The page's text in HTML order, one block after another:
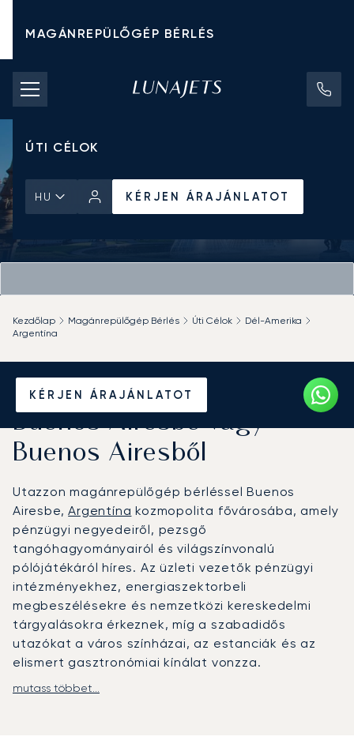
MAGÁNREPÜLŐGÉP BÉRLÉS
CHARTER ÁRAK
MAGÁNREPÜLŐGÉPEK
ÚTI CÉLOK
HU KÉRJEN ÁRAJÁNLATOT
KÉRJEN ÁRAJÁNLATOT
Kezdőlap Magánrepülőgép Bérlés Úti Célok
Dél-Amerika
Argentína
Béreljen magánrepülőt
Buenos Airesbe vagy
Buenos Airesből
Utazzon magánrepülőgép bérléssel Buenos
Airesbe,Argentína kozmopolita fővárosába, amely
pénzügyi negyedeiről, pezsgő
tangóhagyományairól és világszínvonalú
pólójátékáról híres. Az üzleti vezetők pénzügyi
intézményekhez, energiaszektorbeli
megbeszélésekre és nemzetközi kereskedelmi
tárgyalásokra érkeznek, míg a szabadidős
utazókat a város színházai, az estanciák és az
elismert gasztronómiai kínálat vonzza.
A LunaJets járatokat szervez az Aeroparque
mutass többet...